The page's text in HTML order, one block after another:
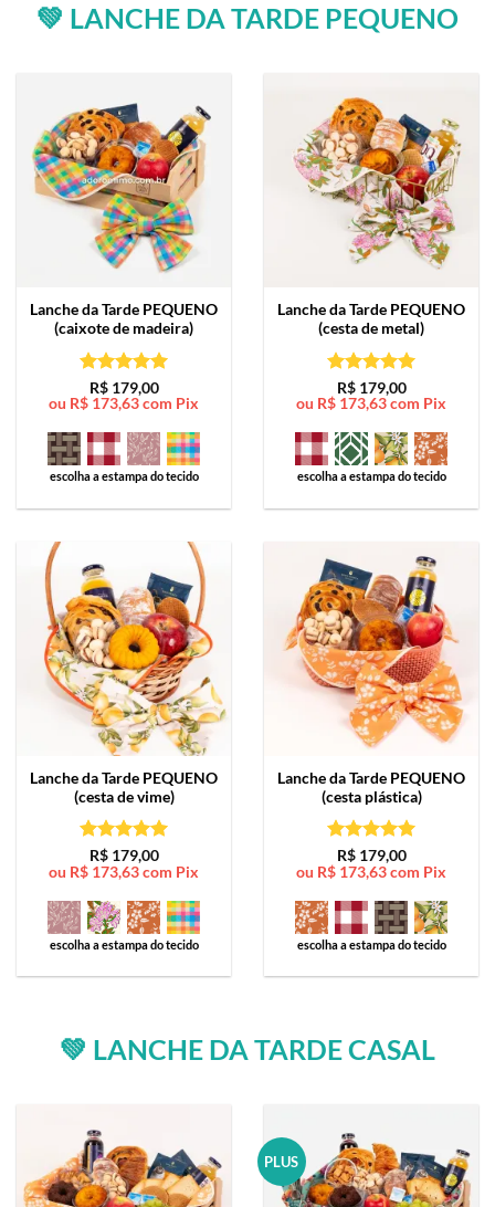
💚 LANCHE DA TARDE PEQUENO
Lanche da Tarde PEQUENO
(caixote de madeira)
Avaliação5
de 5
R$179,00
ou R$ 173,63com Pix
escolha a estampa do tecido
Lanche da Tarde PEQUENO
(cesta de metal)
Avaliação5
de 5
R$179,00
ou R$ 173,63com Pix
escolha a estampa do tecido
Lanche da Tarde PEQUENO
(cesta de vime)
Avaliação5
de 5
R$179,00
ou R$ 173,63com Pix
escolha a estampa do tecido
Lanche da Tarde PEQUENO
(cesta plástica)
Avaliação5
de 5
R$179,00
ou R$ 173,63com Pix
escolha a estampa do tecido
💚 LANCHE DA TARDE CASAL
PLUS